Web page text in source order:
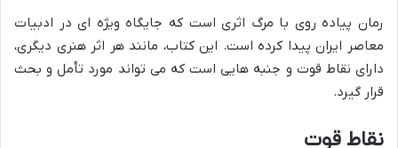
رمان پیاده روی با مرگ اثری است که جایگاه ویژه ای در ادبیات
معاصر ایران پیدا کرده است. این کتاب، مانند هر اثر هنری دیگری،
دارای نقاط قوت و جنبه هایی است که می تواند مورد تأمل و بحث
قرار گیرد.
نقاط قوت